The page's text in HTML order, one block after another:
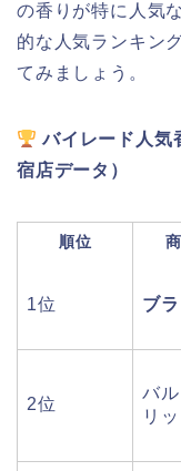
の香りが特に人気
的な人気ランキン
てみましょう。
バイレード人気
宿店データ）
順位
1位 ブ
2位
バ
リ